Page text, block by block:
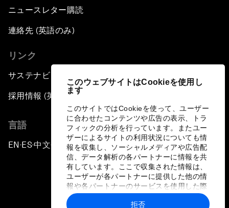
このウェブサイトはCookieを使用し
ます
このサイトではCookieを使って、ユーザー
に合わせたコンテンツや広告の表示、トラ
フィックの分析を行っています。またユー
ザーによるサイトの利用状況についても情
報を収集し、ソーシャルメディアや広告配
信、データ解析の各パートナーに情報を共
有しています。ここで収集された情報は、
ユーザーが各パートナーに提供した他の情
報や各パートナーのサービスを使用した際
に収集された情報と組み合わされ、各パー
トナーによって使用されることがありま
拒否
ニュースレター購読
連絡先 (英語のみ)
リンク
サステナビリティへの取り組み
採用情報 (英語のみ)
言語
EN ▪ES▪中文▪ 日本語